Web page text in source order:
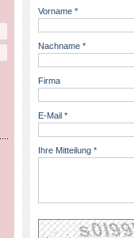
Vorname *
Nachname *
Firma
E-Mail *
Ihre Mitteilung *